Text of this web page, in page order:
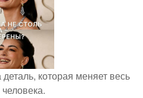
которая меняет весь